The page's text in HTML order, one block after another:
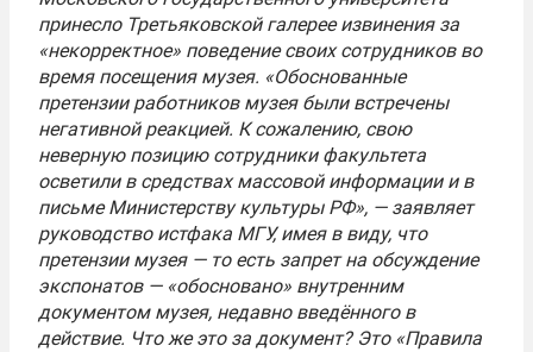
принесло Третьяковской галерее извинения за
«некорректное» поведение своих сотрудников во
время посещения музея. «Обоснованные
претензии работников музея были встречены
негативной реакцией. К сожалению, свою
неверную позицию сотрудники факультета
осветили в средствах массовой информации и в
письме Министерству культуры РФ», — заявляет
руководство истфака МГУ, имея в виду, что
претензии музея — то есть запрет на обсуждение
экспонатов — «обосновано» внутренним
документом музея, недавно введённого в
действие. Что же это за документ? Это «Правила